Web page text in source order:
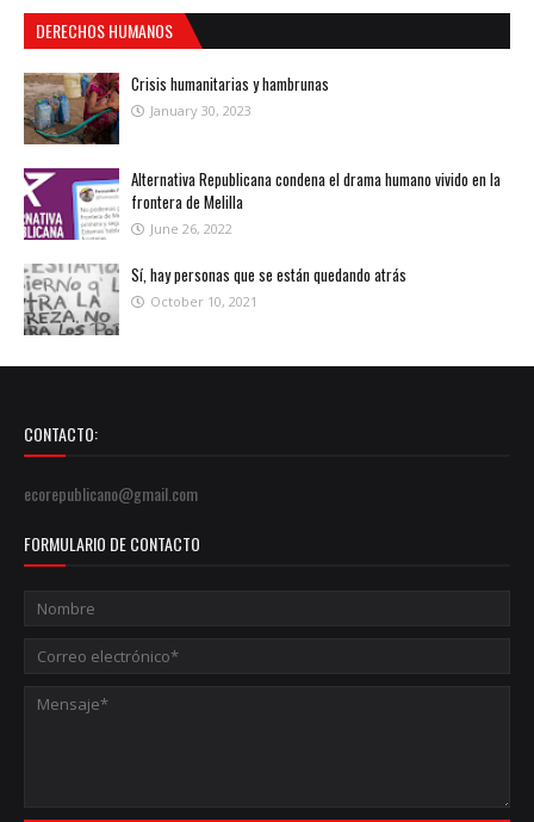
DERECHOS HUMANOS
Crisis humanitarias y hambrunas
January 30, 2023
Alternativa Republicana condena el drama humano vivido en la
frontera de Melilla
June 26, 2022
Sí, hay personas que se están quedando atrás
October 10, 2021
CONTACTO:
ecorepublicano@gmail.com
FORMULARIO DE CONTACTO